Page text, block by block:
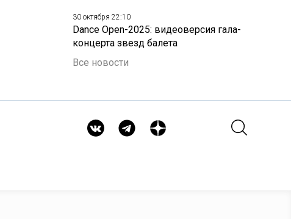
30 октября 22:10
Dance Open-2025: видеоверсия гала-
концерта звезд балета
Все новости